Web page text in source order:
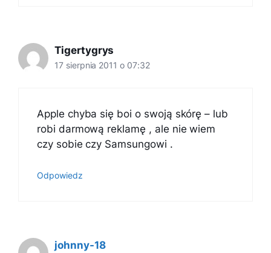
Tigertygrys
17 sierpnia 2011 o 07:32
Apple chyba się boi o swoją skórę – lub
robi darmową reklamę , ale nie wiem
czy sobie czy Samsungowi .
Odpowiedz
johnny-18